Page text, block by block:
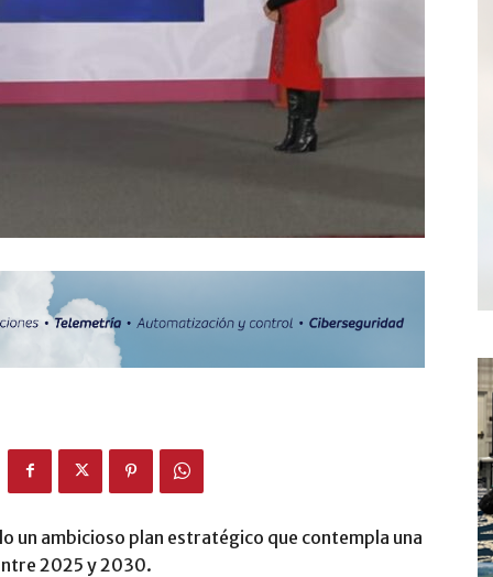
un ambicioso plan estratégico que contempla una
2025 y 2030.